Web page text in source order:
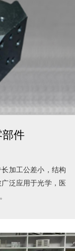
件
加工公差小，结构
泛应用于光学，医